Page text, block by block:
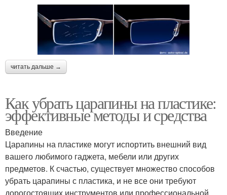
читать дальше →
Как убрать царапины на пластике:
эффективные методы и средства
Введение
Царапины на пластике могут испортить внешний вид
вашего любимого гаджета, мебели или других
предметов. К счастью, существует множество способов
убрать царапины с пластика, и не все они требуют